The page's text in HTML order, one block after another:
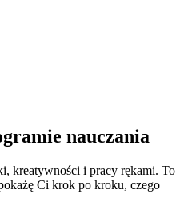
nauczania
kreatywności i pracy rękami. To
Ci krok po kroku, czego